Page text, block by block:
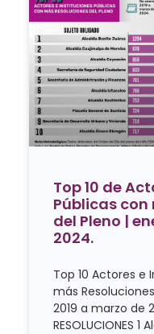
Top 10 de
Públicas con
del Pleno |
2024.
Top 10 Actores e
más
2019 a marzo de
RESOLUCIONES 1